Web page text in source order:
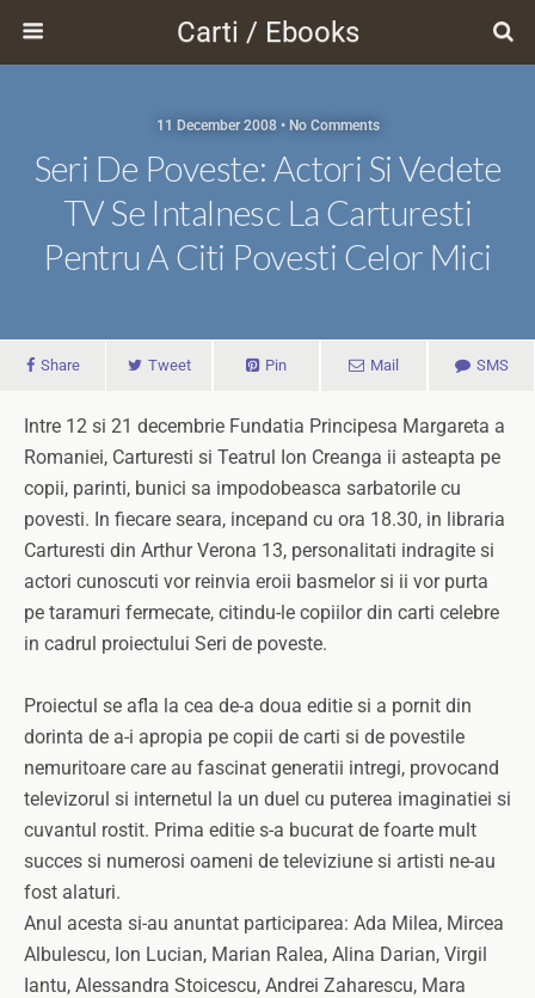
Carti / Ebooks
11 December 2008 • No Comments
Seri De Poveste: Actori Si Vedete
TV Se Intalnesc La Carturesti
Pentru A Citi Povesti Celor Mici
Share Tweet Pin Mail SMS
Intre 12 si 21 decembrie Fundatia Principesa Margareta a
Romaniei, Carturesti si Teatrul Ion Creanga ii asteapta pe
copii, parinti, bunici sa impodobeasca sarbatorile cu
povesti. In fiecare seara, incepand cu ora 18.30, in libraria
Carturesti din Arthur Verona 13, personalitati indragite si
actori cunoscuti vor reinvia eroii basmelor si ii vor purta
pe taramuri fermecate, citindu-le copiilor din carti celebre
in cadrul proiectului Seri de poveste.
Proiectul se afla la cea de-a doua editie si a pornit din
dorinta de a-i apropia pe copii de carti si de povestile
nemuritoare care au fascinat generatii intregi, provocand
televizorul si internetul la un duel cu puterea imaginatiei si
cuvantul rostit. Prima editie s-a bucurat de foarte mult
succes si numerosi oameni de televiziune si artisti ne-au
fost alaturi.
Anul acesta si-au anuntat participarea: Ada Milea, Mircea
Albulescu, Ion Lucian, Marian Ralea, Alina Darian, Virgil
Iantu, Alessandra Stoicescu, Andrei Zaharescu, Mara